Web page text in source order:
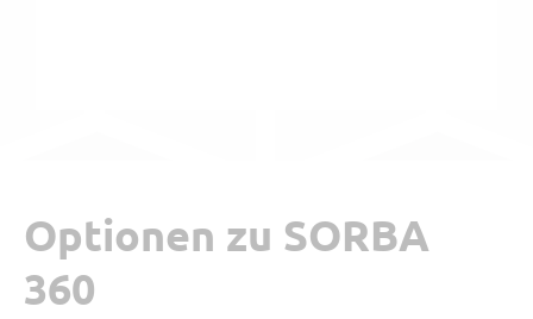
Optionen zu SORBA
360